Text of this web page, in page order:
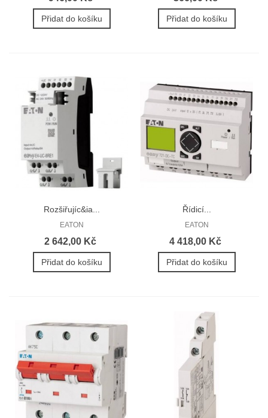
Přidat do košíku Přidat do košíku
Rozšiřujíc&ia...
EATON
2 642,00 Kč
Přidat do košíku
Řídicí...
EATON
4 418,00 Kč
Přidat do košíku